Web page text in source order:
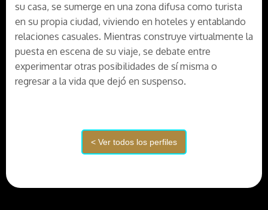
su casa, se sumerge en una zona difusa como turista
en su propia ciudad, viviendo en hoteles y entablando
relaciones casuales. Mientras construye virtualmente la
puesta en escena de su viaje, se debate entre
experimentar otras posibilidades de sí misma o
regresar a la vida que dejó en suspenso.